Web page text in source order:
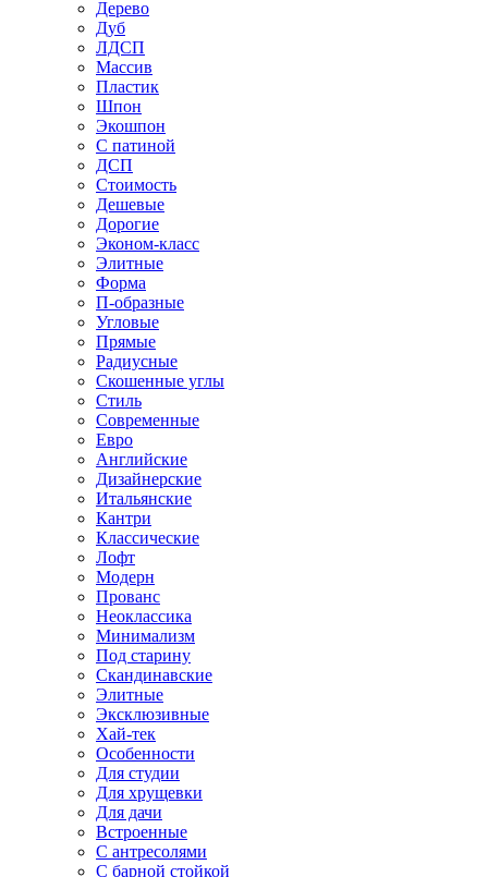
Дерево
Дуб
ЛДСП
Массив
Пластик
Шпон
Экошпон
С патиной
ДСП
Стоимость
Дешевые
Дорогие
Эконом-класс
Элитные
Форма
П-образные
Угловые
Прямые
Радиусные
Скошенные углы
Стиль
Современные
Евро
Английские
Дизайнерские
Итальянские
Кантри
Классические
Лофт
Модерн
Прованс
Неоклассика
Минимализм
Под старину
Скандинавские
Элитные
Эксклюзивные
Хай-тек
Особенности
Для студии
Для хрущевки
Для дачи
Встроенные
С антресолями
С барной стойкой